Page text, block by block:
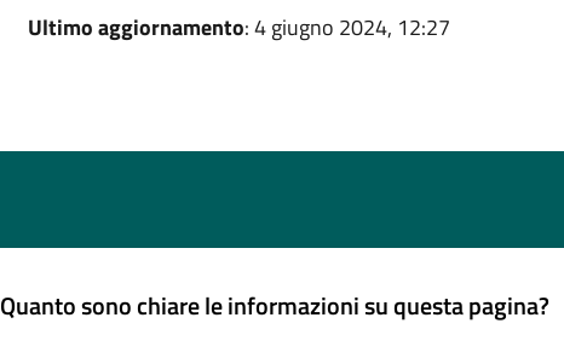
Ultimo aggiornamento: 4 giugno 2024, 12:27
Quanto sono chiare le informazioni su questa pagina?